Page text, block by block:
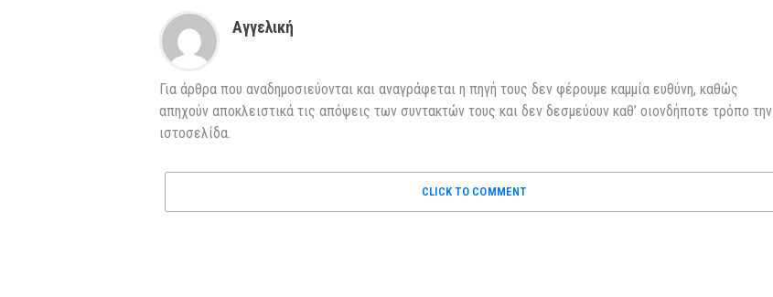
Αγγελική
Για άρθρα που αναδημοσιεύονται και αναγράφεται η πηγή τους δεν φέρουμε καμμία ευθύνη, καθώς
απηχούν αποκλειστικά τις απόψεις των συντακτών τους και δεν δεσμεύουν καθ’ οιονδήποτε τρόπο την
ιστοσελίδα.
CLICK TO COMMENT